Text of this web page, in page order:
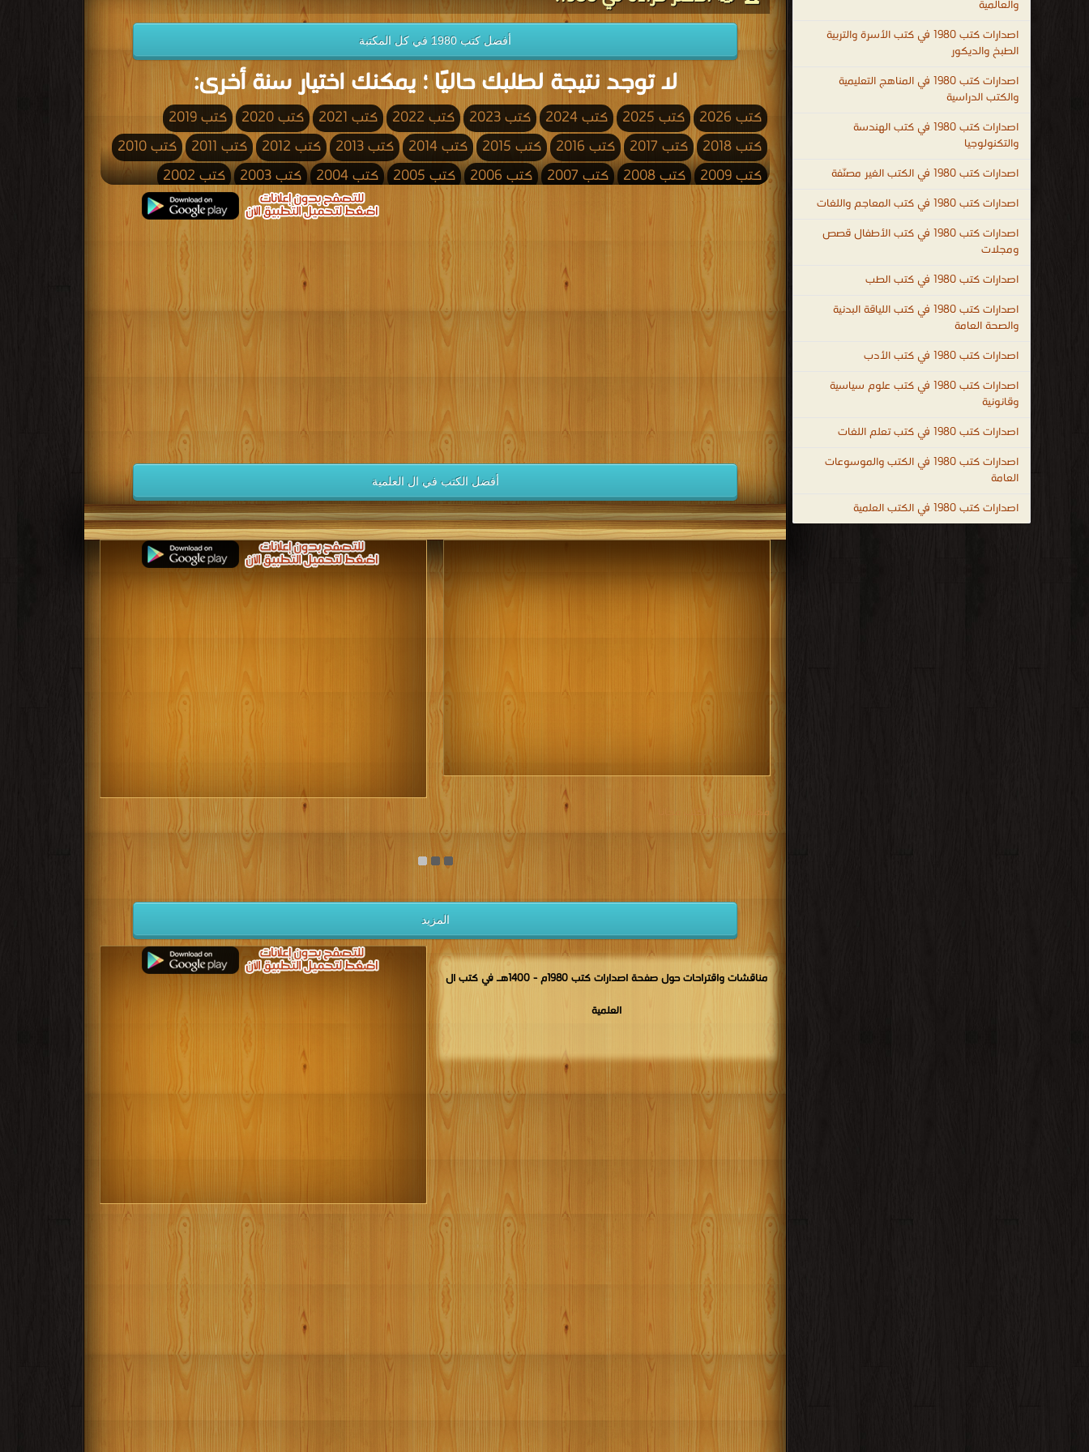
والعالمية
اصدارات كتب 1980 في كتب الأسرة والتربية
الطبخ والديكور
اصدارات كتب 1980 في المناهج التعليمية
والكتب الدراسية
اصدارات كتب 1980 في كتب الهندسة
والتكنولوجيا
اصدارات كتب 1980 في الكتب الغير مصنّفة
اصدارات كتب 1980 في كتب المعاجم واللغات
اصدارات كتب 1980 في كتب الأطفال قصص
ومجلات
اصدارات كتب 1980 في كتب الطب
اصدارات كتب 1980 في كتب اللياقة البدنية
والصحة العامة
اصدارات كتب 1980 في كتب الأدب
اصدارات كتب 1980 في كتب علوم سياسية
وقانونية
اصدارات كتب 1980 في كتب تعلم اللغات
اصدارات كتب 1980 في الكتب والموسوعات
العامة
اصدارات كتب 1980 في الكتب العلمية
أفضل كتب 1980 في كل المكتبة
لا توجد نتيجة لطلبك حاليًا ؛ يمكنك اختيار سنة أخرى:
كتب 2026 كتب 2025 كتب 2024 كتب 2023 كتب 2022 كتب 2021 كتب 2020
كتب 2019
كتب 2018
كتب 2017 كتب 2016 كتب 2015 كتب 2014 كتب 2013 كتب 2012 كتب 2011
كتب 2010
كتب 2009
كتب 2008 كتب 2007 كتب 2006 كتب 2005 كتب 2004 كتب 2003
كتب 2002
كتب 2001
كتب 1998 كتب 1997 كتب 1996 كتب 1995 كتب 1994
كتب 1993
كتب 1989 كتب 1988 كتب 1985
كتب 1984
كتب 1979 كتب 1977 كتب 1976
كتب 1975
كتب 1974
كتب 1971 كتب 1970 كتب 1969 كتب 1968 كتب 1967
كتب 1966
كتب 1965
كتب 1962 كتب 1961 كتب 1960 كتب 1959 كتب 1958
كتب 1957
كتب 1952 كتب 1949
كتب 1948
كتب 1938
كتب 1935 كتب 1934 كتب 1931
كتب 1930
كتب 1929
كتب 1926 كتب 1925 كتب 1924 كتب 1923 كتب 1922
كتب 1921
كتب 1920
كتب 1919 كتب 1918 كتب 1917 كتب 1916 كتب 1915 كتب 1914 كتب 1913
كتب 1912
كتب 1911
كتب 1910 كتب 1909 كتب 1908 كتب 1907 كتب 1906 كتب 1905 كتب 1904
كتب 1903
كتب 1902
كتب 1901 كتب 1900
أفضل الكتب في ال العلمية
مكتبة تحميل الكتب مجانا
المزيد
مناقشات واقتراحات حول صفحة اصدارات كتب 1980م - 1400هـ في كتب ال
العلمية